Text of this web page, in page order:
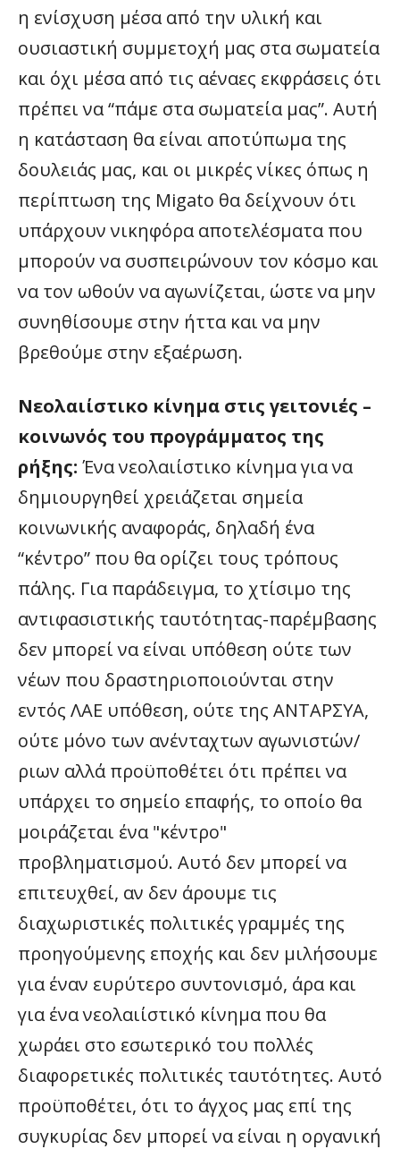
η ενίσχυση μέσα από την υλική και
ουσιαστική συμμετοχή μας στα σωματεία
και όχι μέσα από τις αέναες εκφράσεις ότι
πρέπει να “πάμε στα σωματεία μας”. Αυτή
η κατάσταση θα είναι αποτύπωμα της
δουλειάς μας, και οι μικρές νίκες όπως η
περίπτωση της Migato θα δείχνουν ότι
υπάρχουν νικηφόρα αποτελέσματα που
μπορούν να συσπειρώνουν τον κόσμο και
να τον ωθούν να αγωνίζεται, ώστε να μην
συνηθίσουμε στην ήττα και να μην
βρεθούμε στην εξαέρωση.
Νεολαιίστικο κίνημα στις γειτονιές –
κοινωνός του προγράμματος της
ρήξης: Ένα νεολαιίστικο κίνημα για να
δημιουργηθεί χρειάζεται σημεία
κοινωνικής αναφοράς, δηλαδή ένα
“κέντρο” που θα ορίζει τους τρόπους
πάλης. Για παράδειγμα, το χτίσιμο της
αντιφασιστικής ταυτότητας-παρέμβασης
δεν μπορεί να είναι υπόθεση ούτε των
νέων που δραστηριοποιούνται στην
εντός ΛΑΕ υπόθεση, ούτε της ΑΝΤΑΡΣΥΑ,
ούτε μόνο των ανένταχτων αγωνιστών/
ριων αλλά προϋποθέτει ότι πρέπει να
υπάρχει το σημείο επαφής, το οποίο θα
μοιράζεται ένα "κέντρο"
προβληματισμού. Αυτό δεν μπορεί να
επιτευχθεί, αν δεν άρουμε τις
διαχωριστικές πολιτικές γραμμές της
προηγούμενης εποχής και δεν μιλήσουμε
για έναν ευρύτερο συντονισμό, άρα και
για ένα νεολαιίστικό κίνημα που θα
χωράει στο εσωτερικό του πολλές
διαφορετικές πολιτικές ταυτότητες. Αυτό
προϋποθέτει, ότι το άγχος μας επί της
συγκυρίας δεν μπορεί να είναι η οργανική